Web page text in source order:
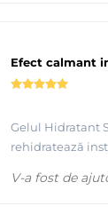
pentru
Efect calmant
Gelul Hidratant
rehidratează
V-a fost de